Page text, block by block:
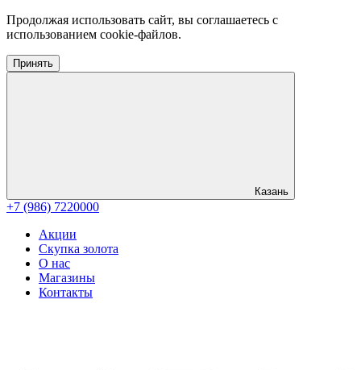
Продолжая использовать сайт, вы соглашаетесь с
использованием cookie-файлов.
Принять
Казань
+7 (986) 7220000
Акции
Скупка золота
О нас
Магазины
Контакты